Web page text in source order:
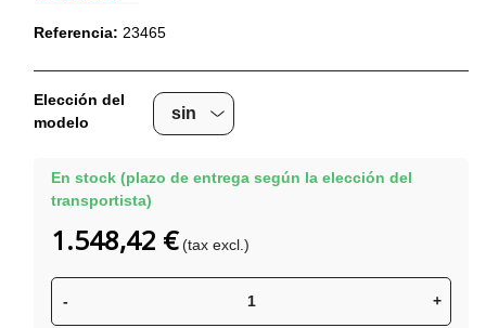
Referencia: 23465
Elección del
modelo
En stock (plazo de entrega según la elección del
transportista)
- +
1.548,42 € (tax excl.)